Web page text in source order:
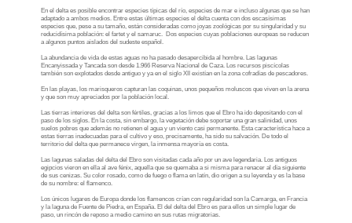
En el delta es posible encontrar especies típicas del río, especies de mar e incluso algunas que se han
adaptado a ambos medios. Entre estas últimas especies el delta cuenta con dos escasísimas
especies que, pese a su tamaño, están consideradas como joyas zoológicas por su singularidad y su
reducidísima población: el fartet y el samaruc. Dos especies cuyas poblaciones europeas se reducen
a algunos puntos aislados del sudeste español.
La abundancia de vida de estas aguas no ha pasado desapercibida al hombre. Las lagunas
Encanyissada y Tancada son desde 1.966 Reserva Nacional de Caza. Los recursos piscícolas
también son explotados desde antiguo y ya en el siglo XII existían en la zona cofradías de pescadores.
En las playas, los marisqueros capturan las coquinas, unos pequeños moluscos que viven en la arena
y que son muy apreciados por la población local.
Las tierras interiores del delta son fértiles, gracias a los limos que el Ebro ha ido depositando con el
paso de los siglos. En la costa, sin embargo, la vegetación debe soportar una gran salinidad, unos
suelos pobres que además no retienen el agua y un viento casi permanente. Esta característica hace a
estas tierras inadecuadas para el cultivo y eso, precisamente, ha sido su salvación. De todo el
territorio del delta que permanece virgen, la inmensa mayoría es costa.
Las lagunas saladas del delta del Ebro son visitadas cada año por un ave legendaria. Los antiguos
egipcios vieron en ella al ave fénix, aquella que se quemaba a si misma para renacer al día siguiente
de sus cenizas. Su color rosado, como de fuego o flama en latín, dio origen a su leyenda y es la base
de su nombre: el flamenco.
Los únicos lugares de Europa donde los flamencos crían con regularidad son la Camarga, en Francia
y la laguna de Fuente de Piedra, en España. El del delta del Ebro es para ellos un simple lugar de
paso, un rincón de reposo a medio camino en sus rutas migratorias.